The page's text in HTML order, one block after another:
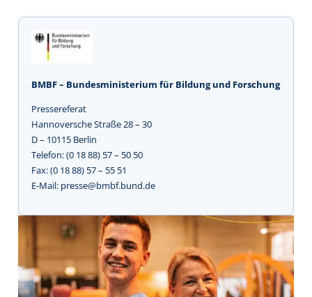
BMBF – Bundesministerium für Bildung und Forschung
Pressereferat
Hannoversche Straße 28 – 30
D – 10115 Berlin
Telefon: (0 18 88) 57 – 50 50
Fax: (0 18 88) 57 – 55 51
E-Mail: presse@bmbf.bund.de